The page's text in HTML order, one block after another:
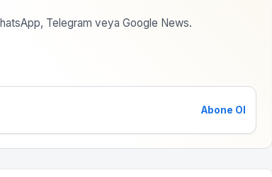
Telegram veya Google News.
Abone Ol